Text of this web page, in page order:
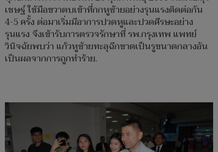
เชษฐ์ ใช้มือขวาตบเข้าที่กกหูซ้ายอย่างรุนแรงติดต่อกัน
4-5 ครั้ง ต่อมาเริ่มมีอาการปวดหูและปวดศีรษะอย่าง
รุนแรง จึงเข้ารับการตรวจรักษาที่ รพ.กรุงเทพ แพทย์
วินิจฉัยพบว่า แก้วหูซ้ายทะลุฉีกขาดเป็นรูขนาดกลางอัน
เป็นผลจากการถูกทำร้าย.